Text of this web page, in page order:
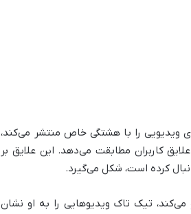
ویدیویی را با هشتگی خاص منتشر می‌کند،
کاربران مطابقت می‌دهد. این علایق بر
کرده است، شکل می‌گیرد.
تیک تاک ویدیوهایی را به او نشان